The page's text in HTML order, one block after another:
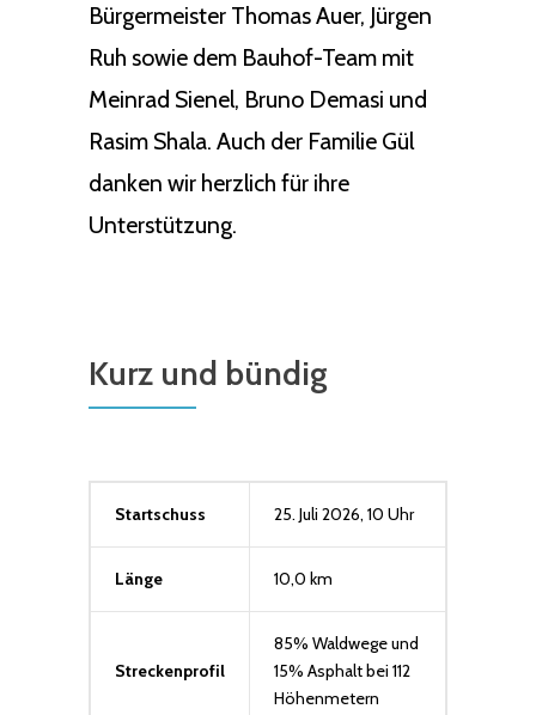
Bürgermeister Thomas Auer, Jürgen
Ruh sowie dem Bauhof-Team mit
Meinrad Sienel, Bruno Demasi und
Rasim Shala. Auch der Familie Gül
danken wir herzlich für ihre
Unterstützung.
Kurz und bündig
Startschuss 25. Juli 2026, 10 Uhr
Länge 10,0 km
Streckenprofil
85% Waldwege und
15% Asphalt bei 112
Höhenmetern